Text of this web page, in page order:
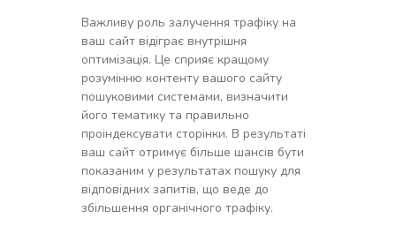
Важливу роль залучення трафіку на
ваш сайт відіграє внутрішня
оптимізація. Це сприяє кращому
розумінню контенту вашого сайту
пошуковими системами, визначити
його тематику та правильно
проіндексувати сторінки. В результаті
ваш сайт отримує більше шансів бути
показаним у результатах пошуку для
відповідних запитів, що веде до
збільшення органічного трафіку.